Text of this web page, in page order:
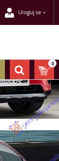
Uloguj se
0